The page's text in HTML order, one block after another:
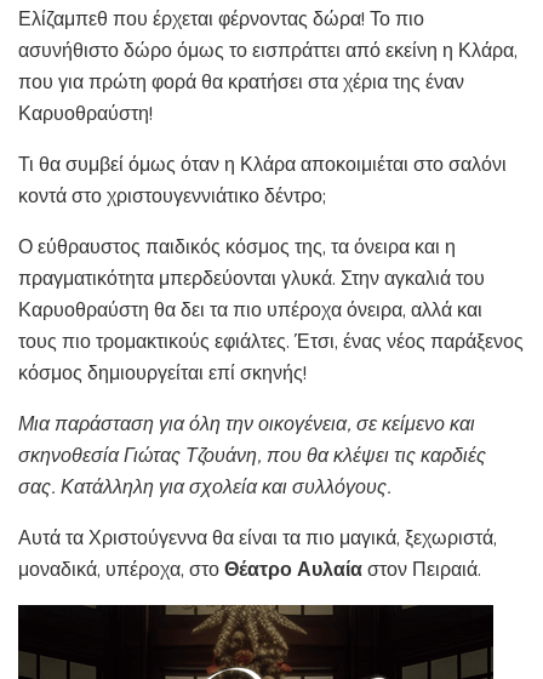
Ελίζαμπεθ που έρχεται φέρνοντας δώρα! Το πιο
ασυνήθιστο δώρο όμως το εισπράττει από εκείνη η Κλάρα,
που για πρώτη φορά θα κρατήσει στα χέρια της έναν
Καρυοθραύστη!
Τι θα συμβεί όμως όταν η Κλάρα αποκοιμιέται στο σαλόνι
κοντά στο χριστουγεννιάτικο δέντρο;
Ο εύθραυστος παιδικός κόσμος της, τα όνειρα και η
πραγματικότητα μπερδεύονται γλυκά. Στην αγκαλιά του
Καρυοθραύστη θα δει τα πιο υπέροχα όνειρα, αλλά και
τους πιο τρομακτικούς εφιάλτες. Έτσι, ένας νέος παράξενος
κόσμος δημιουργείται επί σκηνής!
Μια παράσταση για όλη την οικογένεια, σε κείμενο και
σκηνοθεσία Γιώτας Τζουάνη, που θα κλέψει τις καρδιές
σας. Κατάλληλη για σχολεία και συλλόγους.
Αυτά τα Χριστούγεννα θα είναι τα πιο μαγικά, ξεχωριστά,
μοναδικά, υπέροχα, στοΘέατρο Αυλαίαστον Πειραιά.